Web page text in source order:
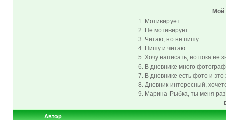
Мой
1. Мотивирует
2. Не мотивирует
3. Читаю, но не пишу
4. Пишу и читаю
5. Хочу написать, но пока не
6. В дневнике много
7. В дневнике есть фото и
8. Дневник интересный,
9. Марина-Рыбка, ты меня
Автор